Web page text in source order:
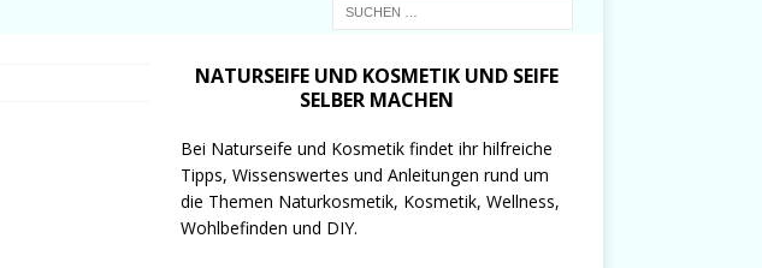
NATURSEIFE UND KOSMETIK UND SEIFE
SELBER MACHEN
Bei Naturseife und Kosmetik findet ihr hilfreiche
Tipps, Wissenswertes und Anleitungen rund um
die Themen Naturkosmetik, Kosmetik, Wellness,
Wohlbefinden und DIY.